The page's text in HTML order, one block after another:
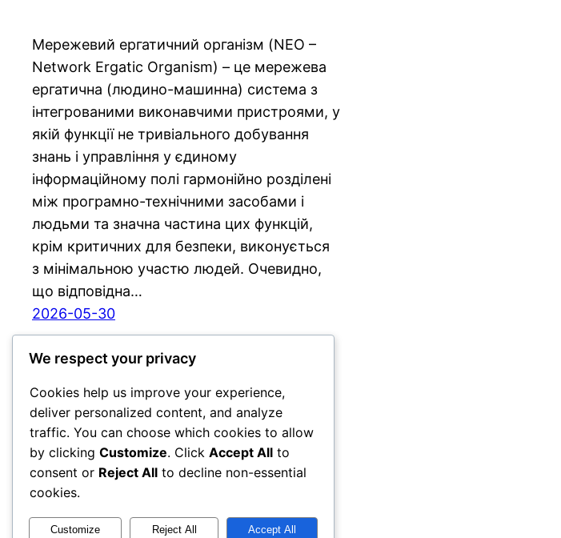
Мережевий ергатичний організм (NEO –
Network Ergatic Organism) – це мережева
ергатична (людино-машинна) система з
інтегрованими виконавчими пристроями, у
якій функції не тривіального добування
знань і управління у єдиному
інформаційному полі гармонійно розділені
між програмно-технічними засобами і
людьми та значна частина цих функцій,
крім критичних для безпеки, виконується
з мінімальною участю людей. Очевидно,
що відповідна…
2026-05-30
We respect your privacy
Cookies help us improve your experience,
deliver personalized content, and analyze
traffic. You can choose which cookies to allow
by clicking Customize. Click Accept All to
consent or Reject All to decline non-essential
cookies.
Customize Reject All Accept All